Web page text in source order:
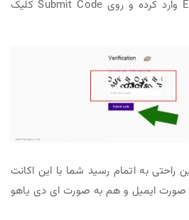
در قسمت Enter the Code وارد کرده و روی Submit Code کلیک
راحتی به اتمام رسید شما با این اکانت
صورت ایمیل و هم به صورت ای دی یاهو